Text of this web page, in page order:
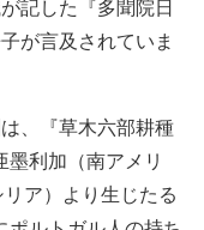
記した『多聞院日
が言及されていま
、『草木六部耕種
利加（南アメリ
ア）より生じたる